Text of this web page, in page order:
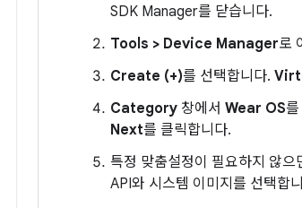
SDK Manager를 닫습니다.
Tools > Device Manager로
Create (+)를 선택합니다.
Category 창에서 Wear OS
Next를 클릭합니다.
특정 맞춤설정이 필요하지 않
API와 시스템 이미지를 선택합